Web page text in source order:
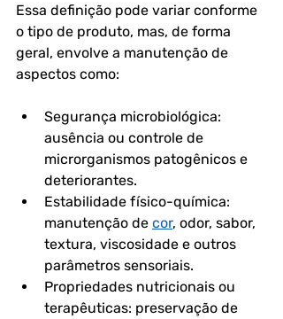
Essa definição pode variar conforme
o tipo de produto, mas, de forma
geral, envolve a manutenção de
aspectos como:
Segurança microbiológica:
ausência ou controle de
microrganismos patogênicos e
deteriorantes.
Estabilidade físico-química:
manutenção de cor, odor, sabor,
textura, viscosidade e outros
parâmetros sensoriais.
Propriedades nutricionais ou
terapêuticas: preservação de